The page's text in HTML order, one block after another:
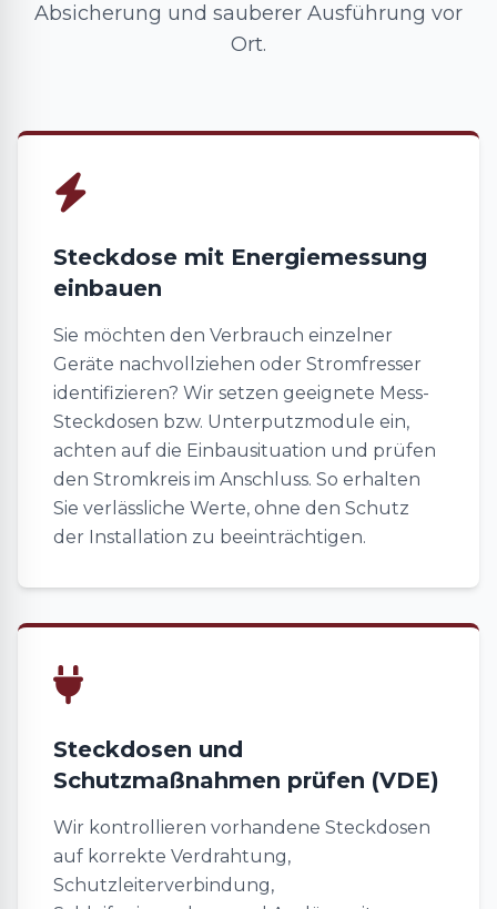
Absicherung und sauberer Ausführung vor
Ort.
Steckdose mit Energiemessung
einbauen
Sie möchten den Verbrauch einzelner
Geräte nachvollziehen oder Stromfresser
identifizieren? Wir setzen geeignete Mess-
Steckdosen bzw. Unterputzmodule ein,
achten auf die Einbausituation und prüfen
den Stromkreis im Anschluss. So erhalten
Sie verlässliche Werte, ohne den Schutz
der Installation zu beeinträchtigen.
Steckdosen und
Schutzmaßnahmen prüfen (VDE)
Wir kontrollieren vorhandene Steckdosen
auf korrekte Verdrahtung,
Schutzleiterverbindung,